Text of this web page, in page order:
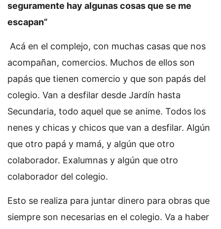
seguramente hay algunas cosas que se me
escapan”
Acá en el complejo, con muchas casas que nos
acompañan, comercios. Muchos de ellos son
papás que tienen comercio y que son papás del
colegio. Van a desfilar desde Jardín hasta
Secundaria, todo aquel que se anime. Todos los
nenes y chicas y chicos que van a desfilar. Algún
que otro papá y mamá, y algún que otro
colaborador. Exalumnas y algún que otro
colaborador del colegio.
Esto se realiza para juntar dinero para obras que
siempre son necesarias en el colegio. Va a haber